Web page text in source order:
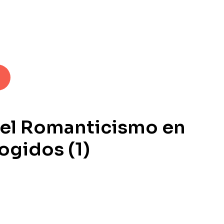
Romanticismo en
(1)